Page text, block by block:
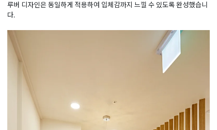
루버 디자인은 동일하게 적용하여 입체감까지 느낄 수 있도록 완성했습니
다.